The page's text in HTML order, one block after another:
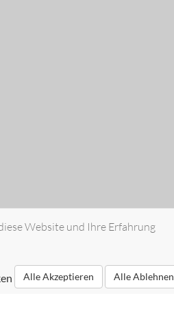
Website und Ihre Erfahrung
Alle Akzeptieren Alle Ablehnen